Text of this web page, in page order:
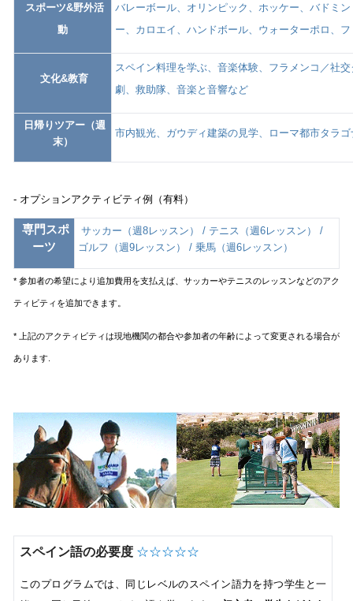
スポーツ&野外活
動
バレーボール、オリンピック、ホッケー、バドミ
ー、カロエイ、ハンドボール、ウォーターポロ、
文化&教育
スペイン料理を学ぶ、音楽体験、フラメンコ／社
劇、救助隊、音楽と音響など
日帰りツアー（週
末）
市内観光、ガウディ建築の見学、ローマ都市タラ
- オプションアクティビティ例（有料）
専門スポ
ーツ
サッカー（週8レッスン） / テニス（週6レッスン） /
ゴルフ（週9レッスン） / 乗馬（週6レッスン）
* 参加者の希望により追加費用を支払えば、サッカーやテニスのレッスンなどのアク
ティビティを追加できます。
* 上記のアクティビティは現地機関の都合や参加者の年齢によって変更される場合が
あります.
スペイン語の必要度 ☆☆☆☆☆
このプログラムでは、同じレベルのスペイン語力を持つ学生と一